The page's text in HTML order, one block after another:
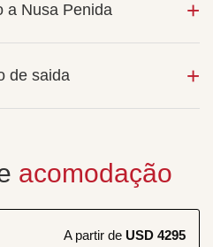
a Nusa Penida
de saida
acomodação
A partir de USD 4295